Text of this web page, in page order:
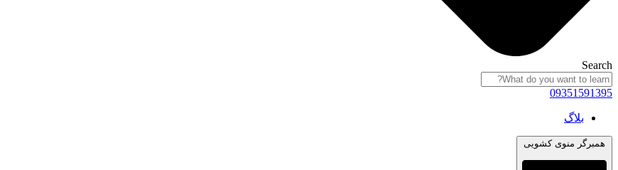
Search
09351591395
بلاگ
همبرگر منوی کشویی